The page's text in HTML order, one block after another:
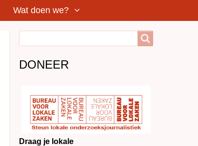
Wat doen we?
DONEER
Draag je lokale